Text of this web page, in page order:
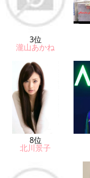
3位
瀧山あかね
8位
北川景子